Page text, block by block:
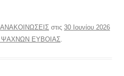
ΑΝΑΚΟΙΝΩΣΕΙΣ στις 30 Ιουνίου 2026
ΨΑΧΝΩΝ ΕΥΒΟΙΑΣ